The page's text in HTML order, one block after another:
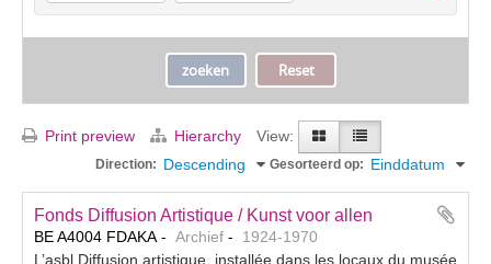
Print preview Hierarchy View:
Gesorteerd op: Einddatum
Direction: Descending
Fonds Diffusion Artistique / Kunst voor allen
BE A4004 FDAKA Archief
1924-1970
L’asbl Diffusion artistique, installée dans les locaux du musée